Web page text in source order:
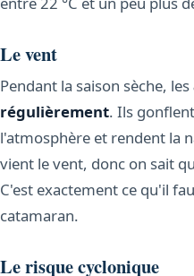
Le vent
Pendant la saison sèche, les
régulièrement. Ils
l'atmosphère et rendent la
vient le vent, donc on sait
C'est exactement ce qu'il
catamaran.
Le risque cyclonique